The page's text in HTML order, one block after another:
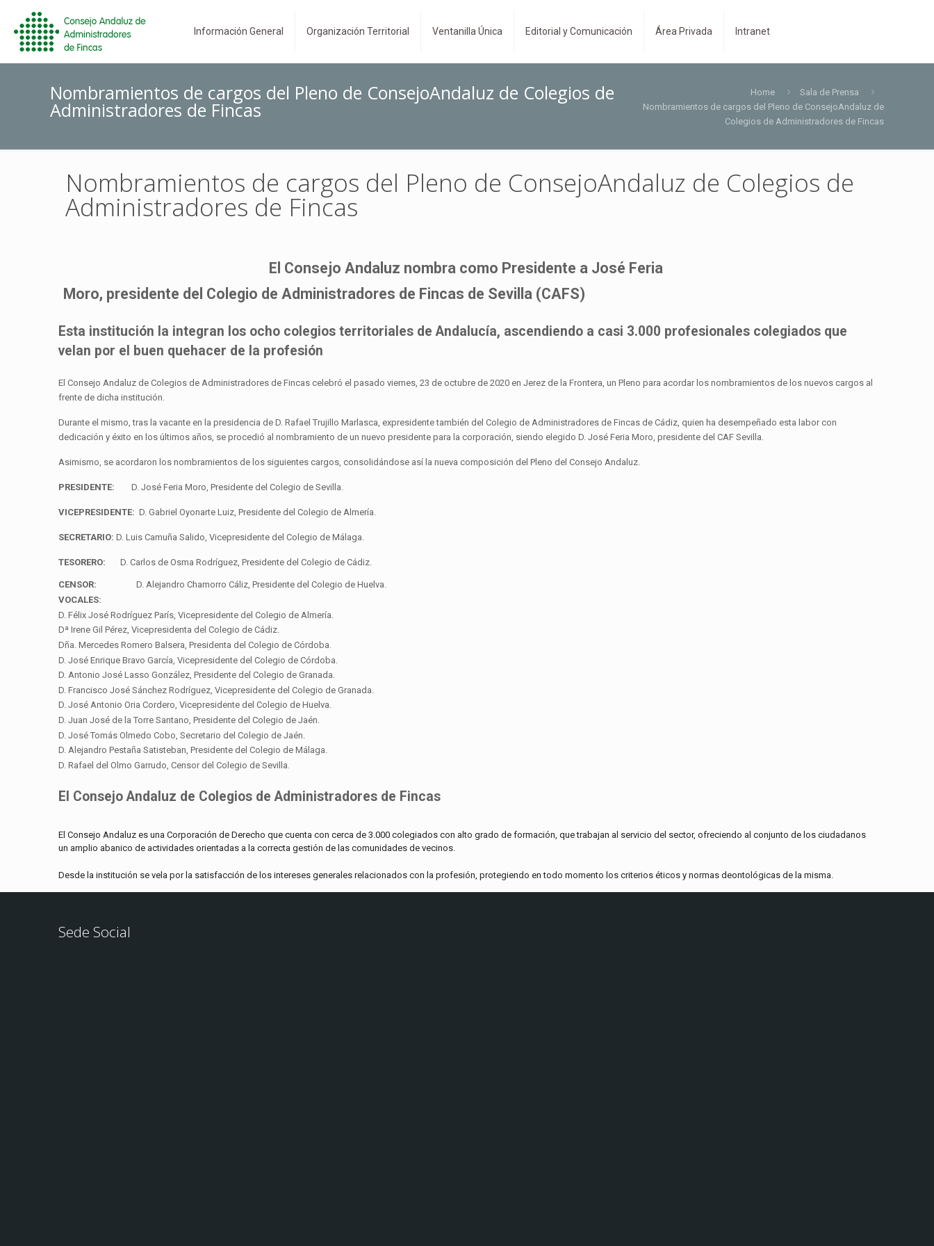
Información General Organización Territorial Ventanilla Única Editorial y Comunicación Área Privada Intranet
Nombramientos de cargos del Pleno de ConsejoAndaluz de Colegios de
Administradores de Fincas
Home
Sala de Prensa
Nombramientos de cargos del Pleno de ConsejoAndaluz de
Colegios de Administradores de Fincas
Nombramientos de cargos del Pleno de ConsejoAndaluz de Colegios de
Administradores de Fincas
El Consejo Andaluz nombra como Presidente a José Feria
Moro, presidente del Colegio de Administradores de Fincas de Sevilla (CAFS)
Esta institución la integran los ocho colegios territoriales de Andalucía, ascendiendo a casi 3.000 profesionales colegiados que
velan por el buen quehacer de la profesión
El Consejo Andaluz de Colegios de Administradores de Fincas celebró el pasado viernes, 23 de octubre de 2020 en Jerez de la Frontera, un Pleno para acordar los nombramientos de los nuevos cargos al
frente de dicha institución.
Durante el mismo, tras la vacante en la presidencia de D. Rafael Trujillo Marlasca, expresidente también del Colegio de Administradores de Fincas de Cádiz, quien ha desempeñado esta labor con
dedicación y éxito en los últimos años, se procedió al nombramiento de un nuevo presidente para la corporación, siendo elegido D. José Feria Moro, presidente del CAF Sevilla.
Asimismo, se acordaron los nombramientos de los siguientes cargos, consolidándose así la nueva composición del Pleno del Consejo Andaluz.
PRESIDENTE: D. José Feria Moro, Presidente del Colegio de Sevilla.
VICEPRESIDENTE: D. Gabriel Oyonarte Luiz, Presidente del Colegio de Almería.
SECRETARIO: D. Luis Camuña Salido, Vicepresidente del Colegio de Málaga.
TESORERO: D. Carlos de Osma Rodríguez, Presidente del Colegio de Cádiz.
CENSOR:
D. Alejandro Chamorro Cáliz, Presidente del Colegio de Huelva.
VOCALES:
D. Félix José Rodríguez París, Vicepresidente del Colegio de Almería.
Dª Irene Gil Pérez, Vicepresidenta del Colegio de Cádiz.
Dña. Mercedes Romero Balsera, Presidenta del Colegio de Córdoba.
D. José Enrique Bravo García, Vicepresidente del Colegio de Córdoba.
D. Antonio José Lasso González, Presidente del Colegio de Granada.
D. Francisco José Sánchez Rodríguez, Vicepresidente del Colegio de Granada.
D. José Antonio Oria Cordero, Vicepresidente del Colegio de Huelva.
D. Juan José de la Torre Santano, Presidente del Colegio de Jaén.
D. José Tomás Olmedo Cobo, Secretario del Colegio de Jaén.
D. Alejandro Pestaña Satisteban, Presidente del Colegio de Málaga.
D. Rafael del Olmo Garrudo, Censor del Colegio de Sevilla.
El Consejo Andaluz de Colegios de Administradores de Fincas
El Consejo Andaluz es una Corporación de Derecho que cuenta con cerca de 3.000 colegiados con alto grado de formación, que trabajan al servicio del sector, ofreciendo al conjunto de los ciudadanos
un amplio abanico de actividades orientadas a la correcta gestión de las comunidades de vecinos.
Desde la institución se vela por la satisfacción de los intereses generales relacionados con la profesión, protegiendo en todo momento los criterios éticos y normas deontológicas de la misma.
Sede Social